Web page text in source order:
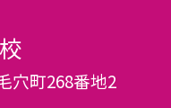
穴町268番地2